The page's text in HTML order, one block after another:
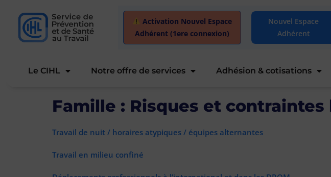
Activation Nouvel Espace
Adhérent (1ere connexion)
Nouvel Espace
Adhérent
Le CIHL Notre offre de services Adhésion & cotisations
Famille : Risques et
Travail de nuit / horaires atypiques / équipes alternantes
Travail en milieu confiné